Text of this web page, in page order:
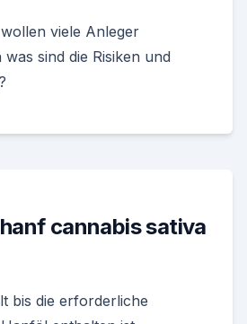
viele Anleger
sind die Risiken und
cannabis sativa
bis die erforderliche